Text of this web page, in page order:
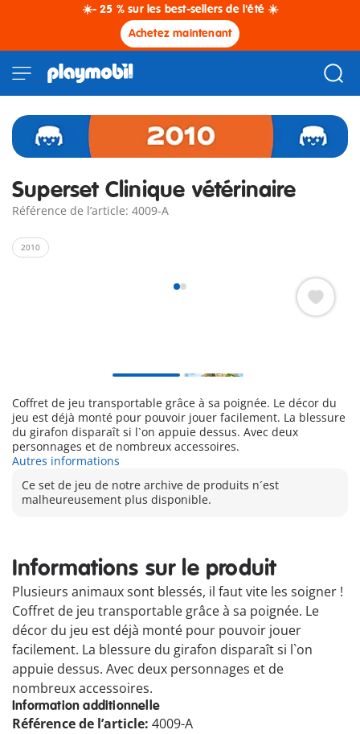
☀️- 25 % sur les best-sellers de l'été ☀️
Achetez maintenant
Superset Clinique vétérinaire
Référence de l’article: 4009-A
2010
Coffret de jeu transportable grâce à sa poignée. Le décor du
jeu est déjà monté pour pouvoir jouer facilement. La blessure
du girafon disparaît si l`on appuie dessus. Avec deux
personnages et de nombreux accessoires.
Autres informations
Ce set de jeu de notre archive de produits n´est
malheureusement plus disponible.
Informations sur le produit
Plusieurs animaux sont blessés, il faut vite les soigner !
Coffret de jeu transportable grâce à sa poignée. Le
décor du jeu est déjà monté pour pouvoir jouer
facilement. La blessure du girafon disparaît si l`on
appuie dessus. Avec deux personnages et de
nombreux accessoires.
Information additionnelle
Référence de l’article: 4009-A